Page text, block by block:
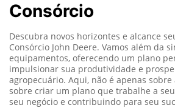
Consórcio
Descubra novos horizontes e alcance
Consórcio John Deere. Vamos além da
equipamentos, oferecendo um plano
impulsionar sua produtividade e
agropecuário. Aqui, não é apenas
sobre criar um plano que trabalhe a
seu negócio e contribuindo para seu